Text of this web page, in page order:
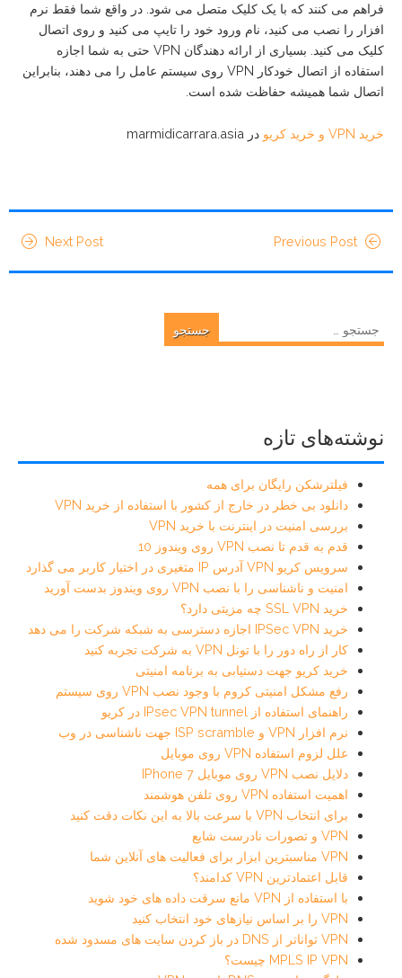
فراهم می کنند که با یک کلیک متصل می شود. در واقع شما فقط نرم
افزار را نصب می کنید، نام ورود خود را تایپ می کنید و روی اتصال
کلیک می کنید. بسیاری از ارائه دهندگان VPN حتی به شما اجازه
استفاده از اتصال خودکار VPN روی سیستم عامل را می دهند، بنابراین
اتصال شما همیشه حفاظت شده است.
خرید VPN و خرید کریو در marmidicarrara.asia
Previous Post
Next Post
برای:
نوشته‌های تازه
فیلترشکن رایگان برای همه
دانلود بی خطر در خارج از کشور با استفاده از خرید VPN
بررسی امنیت در اینترنت با خرید VPN
قدم به قدم تا نصب VPN روی ویندوز 10
سرویس کریو VPN آدرس IP متغیری در اختیار کاربر می گذارد
امنیت و ناشناسی را با نصب VPN روی ویندوز بدست آورید
خرید SSL VPN چه مزیتی دارد؟
خرید IPSec VPN اجازه دسترسی به شبکه شرکت را می دهد
کار از راه دور را با تونل VPN به شرکت تجربه کنید
خرید کریو جهت دستیابی به برنامه امنیتی
رفع مشکل امنیتی کروم با وجود نصب VPN روی سیستم
راهنمای استفاده از IPsec VPN tunnel در کریو
نرم افزار VPN و ISP scramble جهت ناشناسی در وب
علل لزوم استفاده VPN روی موبایل
دلایل نصب VPN روی موبایل IPhone 7
اهمیت استفاده VPN روی تلفن هوشمند
برای انتخاب VPN با سرعت بالا به این نکات دقت کنید
VPN و تصورات نادرست شایع
VPN مناسبترین ابزار برای فعالیت های آنلاین شما
قابل اعتمادترین VPN کدامند؟
با استفاده از VPN مانع سرقت داده های خود شوید
VPN را بر اساس نیازهای خود انتخاب کنید
VPN تواناتر از DNS در باز کردن سایت های مسدود شده
MPLS IP VPN چیست؟